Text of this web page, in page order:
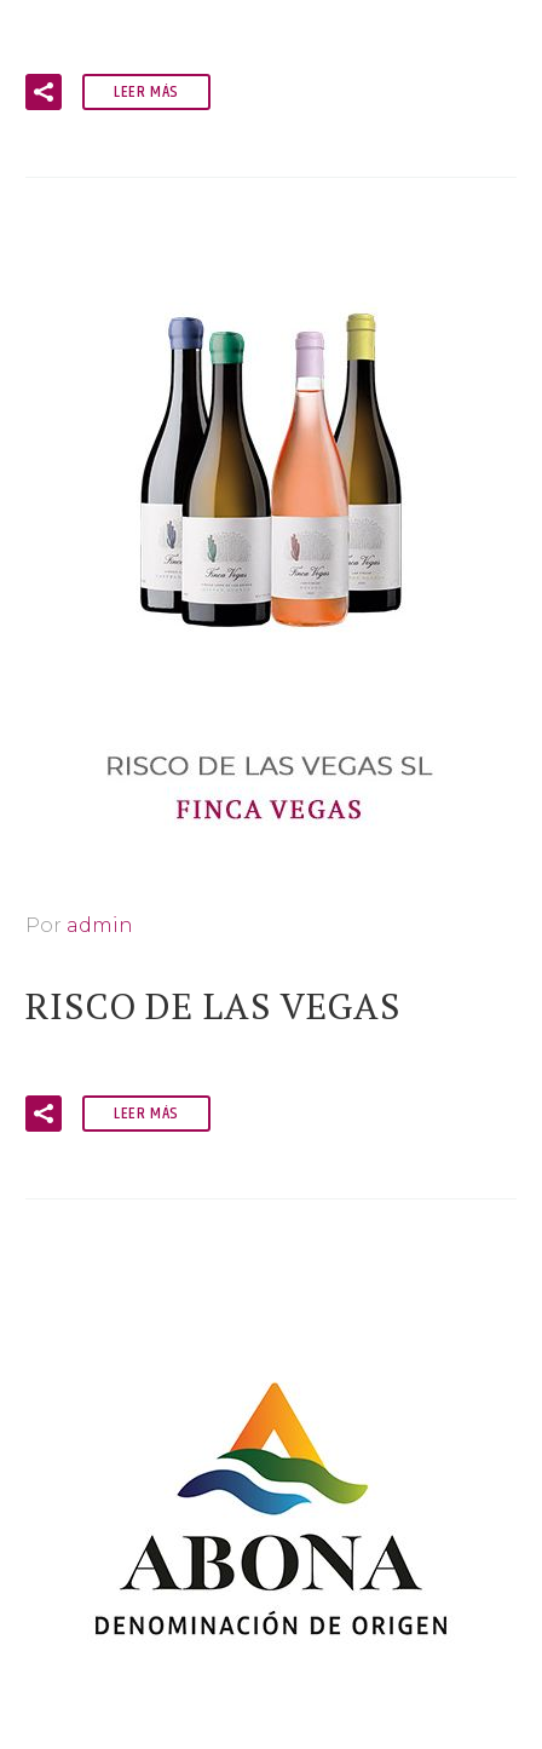
LEER MÁS
Por admin
RISCO DE LAS VEGAS
LEER MÁS